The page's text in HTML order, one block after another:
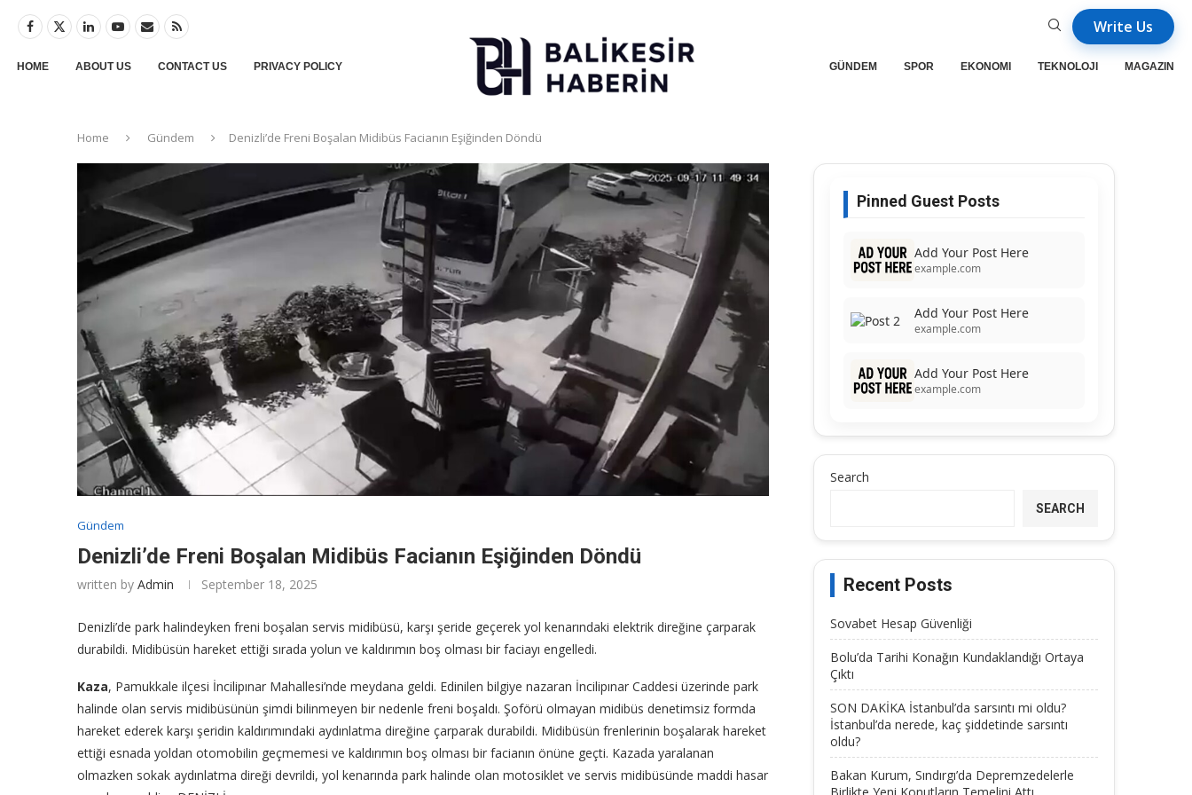
Write Us
HOME ABOUT US CONTACT US PRIVACY POLICY GÜNDEM SPOR EKONOMI TEKNOLOJI MAGAZIN
Home Gündem Denizli’de Freni Boşalan Midibüs Facianın Eşiğinden Döndü
Gündem
Denizli’de Freni Boşalan Midibüs Facianın Eşiğinden Döndü
written by Admin September 18, 2025
Denizli’de park halindeyken freni boşalan servis midibüsü, karşı şeride geçerek yol kenarındaki elektrik direğine çarparak
durabildi. Midibüsün hareket ettiği sırada yolun ve kaldırımın boş olması bir faciayı engelledi.
Kaza, Pamukkale ilçesi İncilipınar Mahallesi’nde meydana geldi. Edinilen bilgiye nazaran İncilipınar Caddesi üzerinde park
halinde olan servis midibüsünün şimdi bilinmeyen bir nedenle freni boşaldı. Şoförü olmayan midibüs denetimsiz formda
hareket ederek karşı şeridin kaldırımındaki aydınlatma direğine çarparak durabildi. Midibüsün frenlerinin boşalarak hareket
ettiği esnada yoldan otomobilin geçmemesi ve kaldırımın boş olması bir facianın önüne geçti. Kazada yaralanan
olmazken sokak aydınlatma direği devrildi, yol kenarında park halinde olan motosiklet ve servis midibüsünde maddi hasar
Pinned Guest Posts
Add Your Post Here
example.com
Add Your Post Here
example.com
Add Your Post Here
example.com
Search
SEARCH
Recent Posts
Sovabet Hesap Güvenliği
Bolu’da Tarihi Konağın Kundaklandığı Ortaya
Çıktı
SON DAKİKA İstanbul’da sarsıntı mi oldu?
İstanbul’da nerede, kaç şiddetinde sarsıntı
oldu?
Bakan Kurum, Sındırgı’da Depremzedelerle